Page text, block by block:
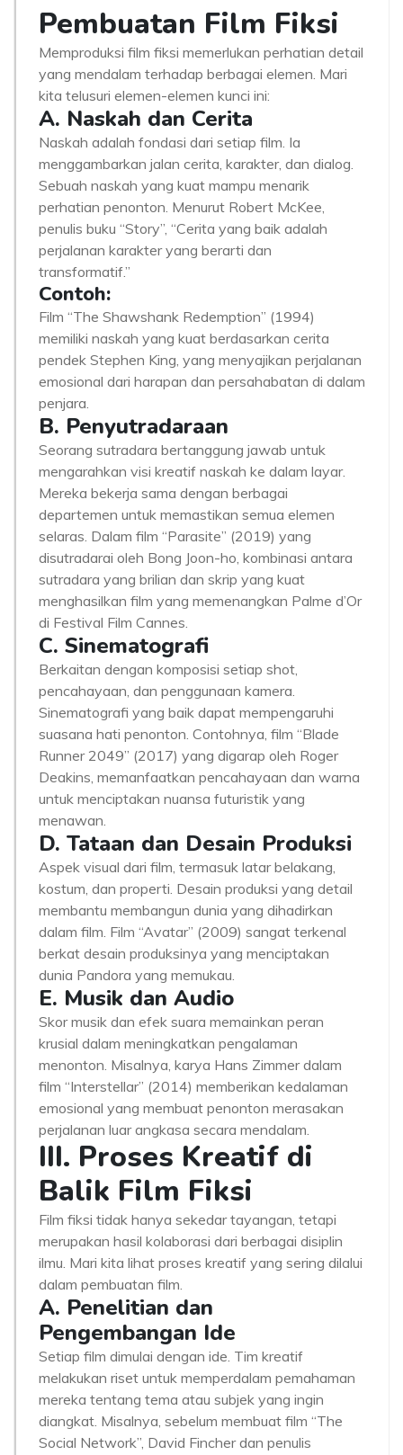
Pembuatan Film Fiksi
Memproduksi film fiksi memerlukan perhatian detail
yang mendalam terhadap berbagai elemen. Mari
kita telusuri elemen-elemen kunci ini:
A. Naskah dan Cerita
Naskah adalah fondasi dari setiap film. Ia
menggambarkan jalan cerita, karakter, dan dialog.
Sebuah naskah yang kuat mampu menarik
perhatian penonton. Menurut Robert McKee,
penulis buku “Story”, “Cerita yang baik adalah
perjalanan karakter yang berarti dan
transformatif.”
Contoh:
Film “The Shawshank Redemption” (1994)
memiliki naskah yang kuat berdasarkan cerita
pendek Stephen King, yang menyajikan perjalanan
emosional dari harapan dan persahabatan di dalam
penjara.
B. Penyutradaraan
Seorang sutradara bertanggung jawab untuk
mengarahkan visi kreatif naskah ke dalam layar.
Mereka bekerja sama dengan berbagai
departemen untuk memastikan semua elemen
selaras. Dalam film “Parasite” (2019) yang
disutradarai oleh Bong Joon-ho, kombinasi antara
sutradara yang brilian dan skrip yang kuat
menghasilkan film yang memenangkan Palme d’Or
di Festival Film Cannes.
C. Sinematografi
Berkaitan dengan komposisi setiap shot,
pencahayaan, dan penggunaan kamera.
Sinematografi yang baik dapat mempengaruhi
suasana hati penonton. Contohnya, film “Blade
Runner 2049” (2017) yang digarap oleh Roger
Deakins, memanfaatkan pencahayaan dan warna
untuk menciptakan nuansa futuristik yang
menawan.
D. Tataan dan Desain Produksi
Aspek visual dari film, termasuk latar belakang,
kostum, dan properti. Desain produksi yang detail
membantu membangun dunia yang dihadirkan
dalam film. Film “Avatar” (2009) sangat terkenal
berkat desain produksinya yang menciptakan
dunia Pandora yang memukau.
E. Musik dan Audio
Skor musik dan efek suara memainkan peran
krusial dalam meningkatkan pengalaman
menonton. Misalnya, karya Hans Zimmer dalam
film “Interstellar” (2014) memberikan kedalaman
emosional yang membuat penonton merasakan
perjalanan luar angkasa secara mendalam.
III. Proses Kreatif di
Balik Film Fiksi
Film fiksi tidak hanya sekedar tayangan, tetapi
merupakan hasil kolaborasi dari berbagai disiplin
ilmu. Mari kita lihat proses kreatif yang sering dilalui
dalam pembuatan film.
A. Penelitian dan
Pengembangan Ide
Setiap film dimulai dengan ide. Tim kreatif
melakukan riset untuk memperdalam pemahaman
mereka tentang tema atau subjek yang ingin
diangkat. Misalnya, sebelum membuat film “The
Social Network”, David Fincher dan penulis